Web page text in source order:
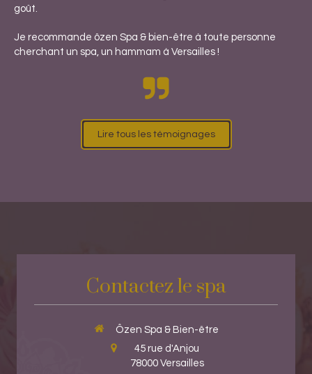
goût.
Je recommande ôzen Spa & bien-être à toute personne
cherchant un spa, un hammam à Versailles !
Lire tous les témoignages
Contactez le spa
Ôzen Spa & Bien-être
45 rue d'Anjou
78000 Versailles